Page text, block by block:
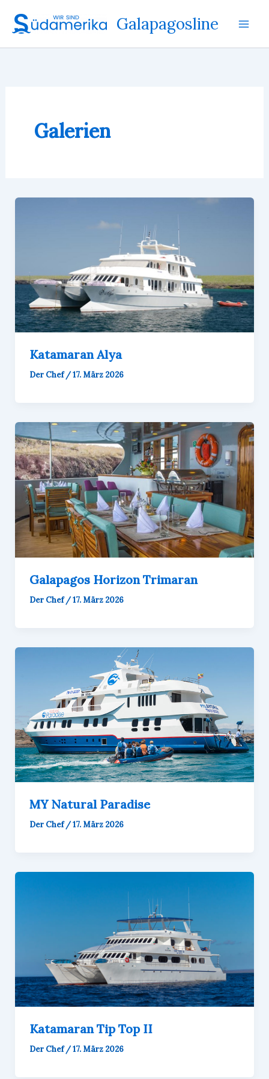
Inhalt
Galapagosline
Galerien
Katamaran Alya
Der Chef/17. März 2026
Galapagos Horizon Trimaran
Der Chef/17. März 2026
MY Natural Paradise
Der Chef/17. März 2026
Katamaran Tip Top II
Der Chef/17. März 2026